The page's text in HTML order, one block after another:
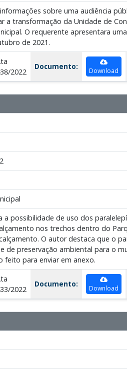
sobre uma audiência
a transformação da Unidade de
O requerente apresentara
de 2021.
2022
Documento: Download
a possibilidade de uso dos
nos trechos dentro do
O autor destaca que o
de preservação ambiental para o
feito para enviar em anexo.
2022
Documento: Download